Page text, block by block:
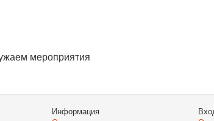
мероприятия
Информация